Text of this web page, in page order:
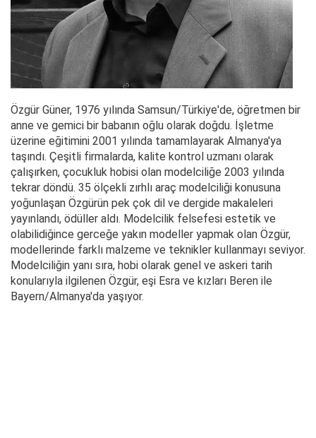
Özgür Güner, 1976 yılında Samsun/Türkiye'de, öğretmen bir
anne ve gemici bir babanın oğlu olarak doğdu. İşletme
üzerine eğitimini 2001 yılında tamamlayarak Almanya'ya
taşındı. Çeşitli firmalarda, kalite kontrol uzmanı olarak
çalışırken, çocukluk hobisi olan modelciliğe 2003 yılında
tekrar döndü. 35 ölçekli zırhlı araç modelciliği konusuna
yoğunlaşan Özgürün pek çok dil ve dergide makaleleri
yayınlandı, ödüller aldı. Modelcilik felsefesi estetik ve
olabilidiğince gerceğe yakın modeller yapmak olan Özgür,
modellerinde farklı malzeme ve teknikler kullanmayı seviyor.
Modelciliğin yanı sıra, hobi olarak genel ve askeri tarih
konularıyla ilgilenen Özgür, eşi Esra ve kızları Beren ile
Bayern/Almanya'da yaşıyor.